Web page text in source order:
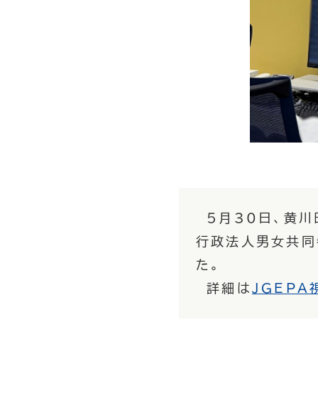
5月30日、黄川
行政法人男女共同
た。
詳細は JGEPA